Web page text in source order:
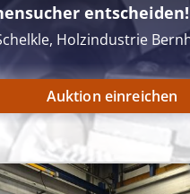
Holzindustrie
Auktion einreichen